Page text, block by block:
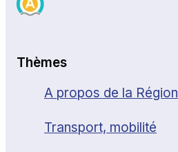
Thèmes
A propos de la Région
Transport, mobilité